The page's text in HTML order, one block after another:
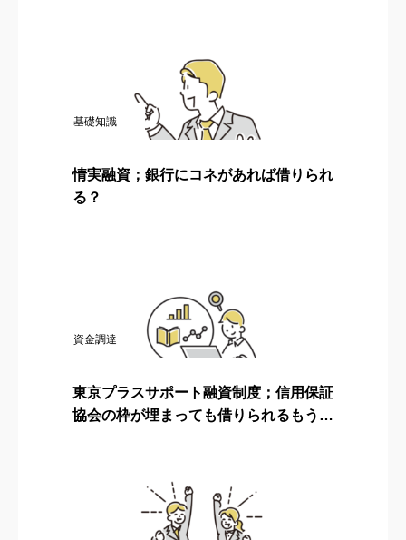
基礎知識
情実融資；銀行にコネがあれば借りられ
る？
資金調達
東京プラスサポート融資制度；信用保証
協会の枠が埋まっても借りられるもう1